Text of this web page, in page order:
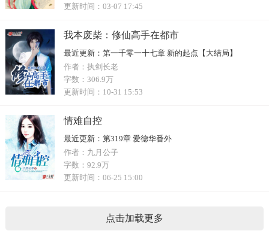
更新时间： 03-07 17:45
我本废柴：修仙高手在都市
最近更新： 第一千零一十七章 新的起点【大结局】
作者： 执剑长老
字数： 306.9万
更新时间： 10-31 15:53
情难自控
最近更新： 第319章 爱德华番外
作者： 九月公子
字数： 92.9万
更新时间： 06-25 15:00
点击加载更多